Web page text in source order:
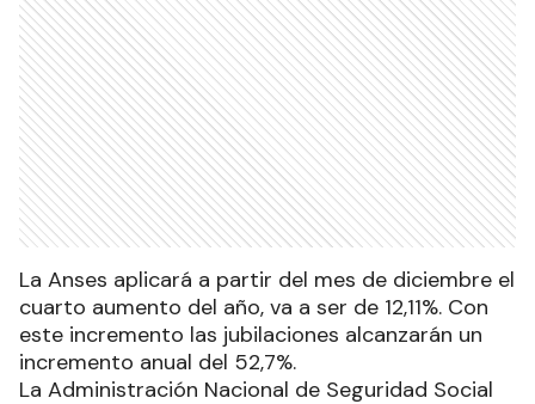
La Anses aplicará a partir del mes de diciembre el
cuarto aumento del año, va a ser de 12,11%. Con
este incremento las jubilaciones alcanzarán un
incremento anual del 52,7%.
La Administración Nacional de Seguridad Social